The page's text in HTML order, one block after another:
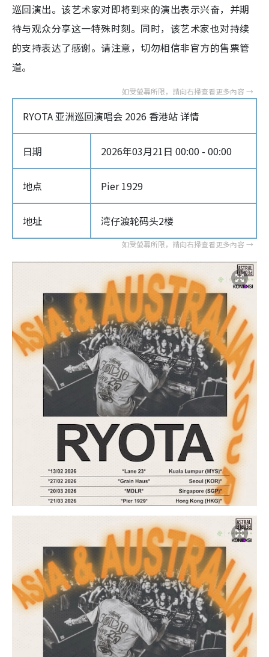
巡回演出。该艺术家对即将到来的演出表示兴奋，并期
待与观众分享这一特殊时刻。同时，该艺术家也对持续
的支持表达了感谢。请注意，切勿相信非官方的售票管
道。
RYOTA 亚洲巡回演唱会 2026 香港站 详情
日期 2026年03月21日 00:00 - 00:00
地点 Pier 1929
地址 湾仔渡轮码头2楼